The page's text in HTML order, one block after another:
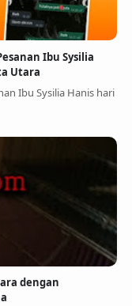
Ibu Sysilia
Utara
Ibu Sysilia Hanis hari
dengan